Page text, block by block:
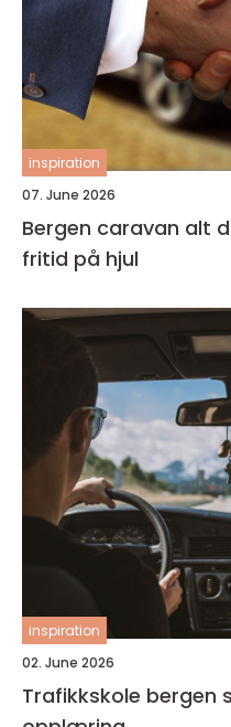
inspiration
07. June 2026
Bergen caravan alt du trenger for fleksibel
fritid på hjul
inspiration
02. June 2026
Trafikkskole bergen slik finner du riktig